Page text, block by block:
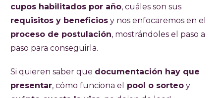
cupos habilitados por año, cuáles son sus
requisitos y beneficios y nos enfocaremos en el
proceso de postulación, mostrándoles el paso a
paso para conseguirla.
Si quieren saber que documentación hay que
presentar, cómo funciona el pool o sorteo y